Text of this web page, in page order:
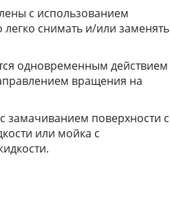
с использованием
снимать и/или заменять
одновременным действием
вращения на
замачиванием поверхности с
или мойка с